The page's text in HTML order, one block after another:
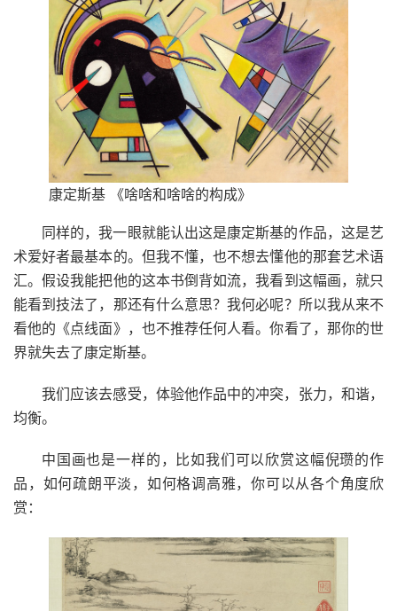
康定斯基 《啥啥和啥啥的构成》
同样的，我一眼就能认出这是康定斯基的作品，这是艺
术爱好者最基本的。但我不懂，也不想去懂他的那套艺术语
汇。假设我能把他的这本书倒背如流，我看到这幅画，就只
能看到技法了，那还有什么意思？我何必呢？所以我从来不
看他的《点线面》，也不推荐任何人看。你看了，那你的世
界就失去了康定斯基。
我们应该去感受，体验他作品中的冲突，张力，和谐，
均衡。
中国画也是一样的，比如我们可以欣赏这幅倪瓒的作
品，如何疏朗平淡，如何格调高雅，你可以从各个角度欣
赏：